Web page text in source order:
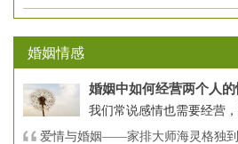
婚姻情感
婚姻中如何经营两个人的
我们常说感情也需要经营
爱情与婚姻——家排大师海灵格独